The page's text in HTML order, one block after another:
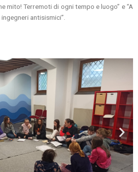
mito! Terremoti di ogni tempo e luogo” e “A
antisismici”.